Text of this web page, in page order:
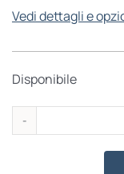
Vedi dettagli e
Disponibile